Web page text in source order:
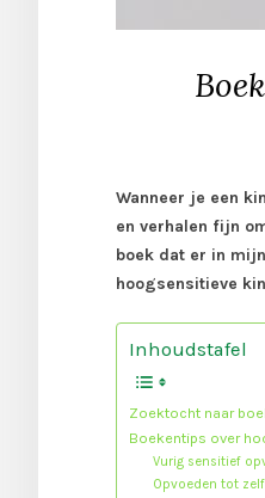
Wanneer je een
en verhalen fijn
boek dat er in
hoogsensitieve
Inhoudstafel
Zoektocht naar
Boekentips over
Vurig sensitief
Opvoeden tot